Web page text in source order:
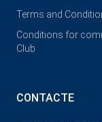
Terms and
Conditions for
Club
CONTACTE